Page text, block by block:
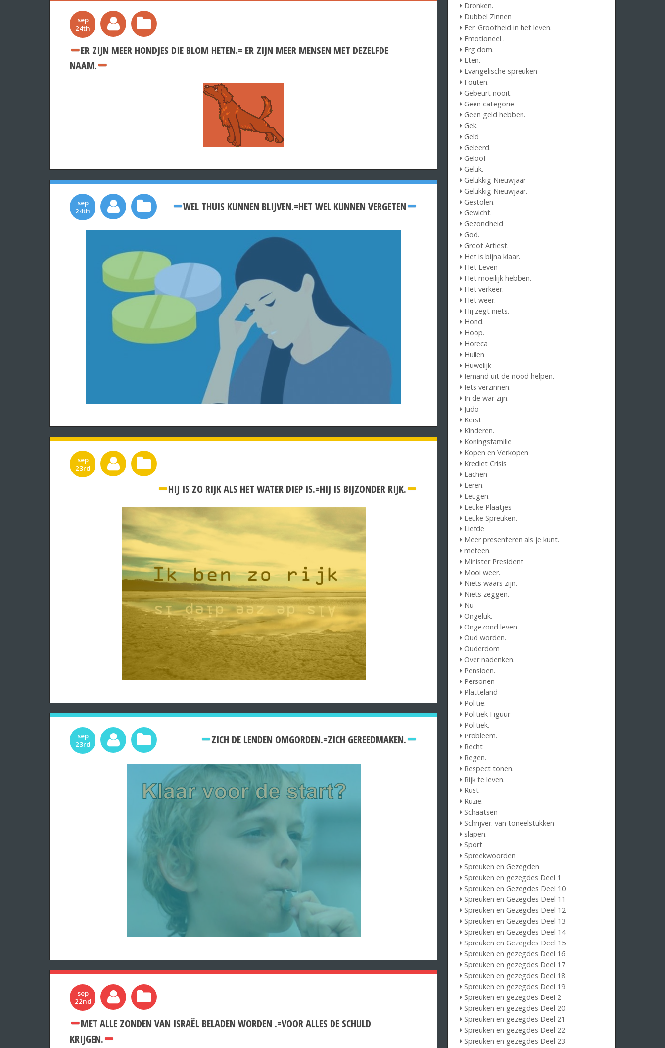
sep
24th
ER ZIJN MEER HONDJES DIE BLOM HETEN.= ER ZIJN MEER MENSEN MET DEZELFDE
NAAM.
sep
24th
WEL THUIS KUNNEN BLIJVEN.=HET WEL KUNNEN VERGETEN
sep
23rd
HIJ IS ZO RIJK ALS HET WATER DIEP IS.=HIJ IS BIJZONDER RIJK.
sep
23rd
ZICH DE LENDEN OMGORDEN.=ZICH GEREEDMAKEN.
sep
22nd
MET ALLE ZONDEN VAN ISRAËL BELADEN WORDEN .=VOOR ALLES DE SCHULD
KRIJGEN.
Dronken.
Dubbel Zinnen
Een Grootheid in het leven.
Emotioneel .
Erg dom.
Eten.
Evangelische spreuken
Fouten.
Gebeurt nooit.
Geen categorie
Geen geld hebben.
Gek.
Geld
Geleerd.
Geloof
Geluk.
Gelukkig Nieuwjaar
Gelukkig Nieuwjaar.
Gestolen.
Gewicht.
Gezondheid
God.
Groot Artiest.
Het is bijna klaar.
Het Leven
Het moeilijk hebben.
Het verkeer.
Het weer.
Hij zegt niets.
Hond.
Hoop.
Horeca
Huilen
Huwelijk
Iemand uit de nood helpen.
Iets verzinnen.
In de war zijn.
Judo
Kerst
Kinderen.
Koningsfamilie
Kopen en Verkopen
Krediet Crisis
Lachen
Leren.
Leugen.
Leuke Plaatjes
Leuke Spreuken.
Liefde
Meer presenteren als je kunt.
meteen.
Minister President
Mooi weer.
Niets waars zijn.
Niets zeggen.
Nu
Ongeluk.
Ongezond leven
Oud worden.
Ouderdom
Over nadenken.
Pensioen.
Personen
Platteland
Politie.
Politiek Figuur
Politiek.
Probleem.
Recht
Regen.
Respect tonen.
Rijk te leven.
Rust
Ruzie.
Schaatsen
Schrijver. van toneelstukken
slapen.
Sport
Spreekwoorden
Spreuken en Gezegden
Spreuken en gezegdes Deel 1
Spreuken en Gezegdes Deel 10
Spreuken en Gezegdes Deel 11
Spreuken en Gezegdes Deel 12
Spreuken en Gezegdes Deel 13
Spreuken en Gezegdes Deel 14
Spreuken en Gezegdes Deel 15
Spreuken en gezegdes Deel 16
Spreuken en gezegdes Deel 17
Spreuken en gezegdes Deel 18
Spreuken en gezegdes Deel 19
Spreuken en gezegdes Deel 2
Spreuken en gezegdes Deel 20
Spreuken en gezegdes Deel 21
Spreuken en gezegdes Deel 22
Spreuken en gezegdes Deel 23